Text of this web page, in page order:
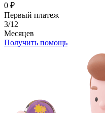
0 ₽
Первый платеж
3/12
Месяцев
Получить помощь